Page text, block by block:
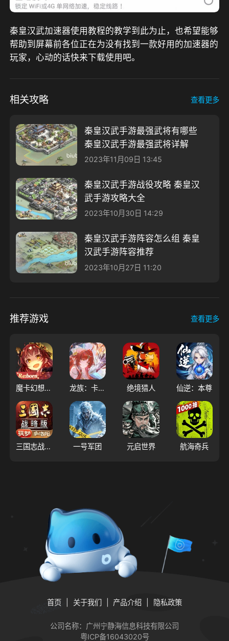
秦皇汉武加速器使用教程的教学到此为止，也希望能够
帮助到屏幕前各位正在为没有找到一款好用的加速器的
玩家，心动的话快来下载使用吧。
相关攻略 查看更多
秦皇汉武手游最强武将有哪些
秦皇汉武手游最强武将详解
2023年11月09日 13:45
秦皇汉武手游战役攻略 秦皇汉
武手游攻略大全
2023年10月30日 14:29
秦皇汉武手游阵容怎么组 秦皇
汉武手游阵容推荐
2023年10月27日 11:20
推荐游戏 查看更多
魔卡幻想（大陆服） 龙族：卡塞尔之门 绝境猎人 仙逆：本尊
三国志战略版 一号军团 元启世界 航海奇兵
首页 关于我们 产品介绍 隐私政策
公司名称：广州宁静海信息科技有限公司
粤ICP备16043020号